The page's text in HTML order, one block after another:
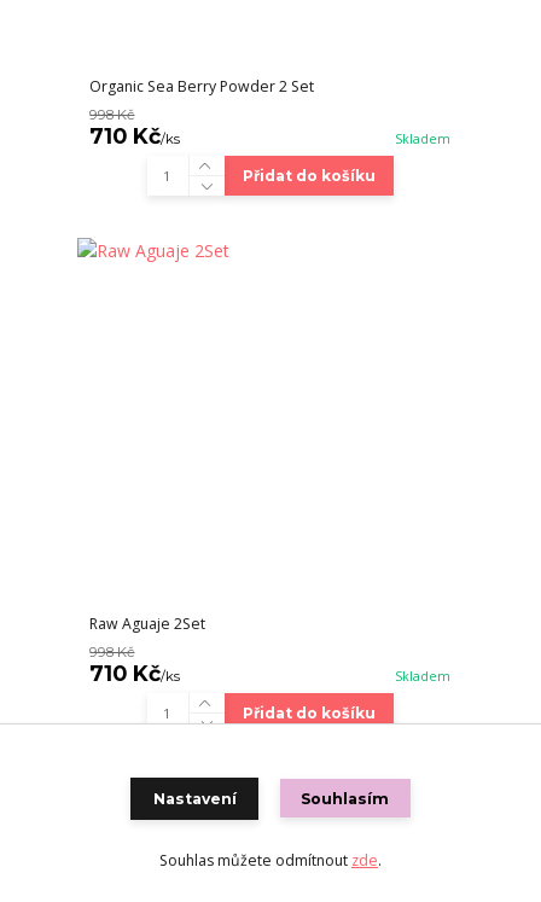
Organic Sea Berry Powder 2 Set
998 Kč
710 Kč/ks Skladem
Přidat do košíku
Raw Aguaje 2Set
998 Kč
710 Kč/ks Skladem
Přidat do košíku
Nastavení Souhlasím
Souhlas můžete odmítnout zde.